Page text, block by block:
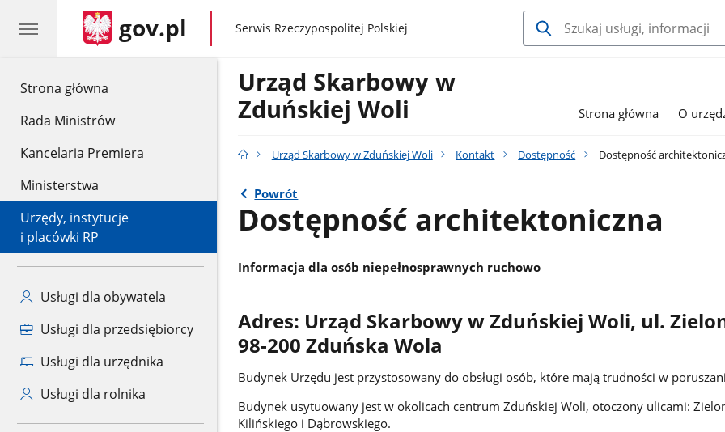
Strona główna
Rada Ministrów
Kancelaria Premiera
Ministerstwa
Urzędy, instytucje
i placówki RP
Usługi dla obywatela
Usługi dla przedsiębiorcy
Usługi dla urzędnika
Usługi dla rolnika
gov.pl gov.pl
Serwis Rzeczypospolitej Polskiej
Urząd Skarbowy w
Zduńskiej Woli
Strona główna O
Urząd Skarbowy w Zduńskiej Woli Kontakt Dostępność Dostępność
Powrót
Dostępność architektoniczna
Informacja dla osób niepełnosprawnych ruchowo
Adres: Urząd Skarbowy w Zduńskiej Woli, ul.
98-200 Zduńska Wola
Budynek Urzędu jest przystosowany do obsługi osób, które mają trudności w
Budynek usytuowany jest w okolicach centrum Zduńskiej Woli, otoczony ulicami:
Kilińskiego i Dąbrowskiego.